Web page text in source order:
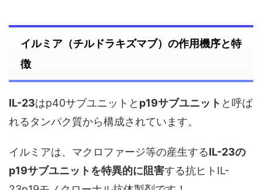
イルミア（チルドラキズマブ）の作用機序と特
徴
IL-23はp40サブユニットと p19サブユニット と呼ば
れるタンパク質から構成されています。
イルミアは、マクロファージ等の産生するIL-23の
p19サブユニットを特異的に阻害する抗ヒトIL-